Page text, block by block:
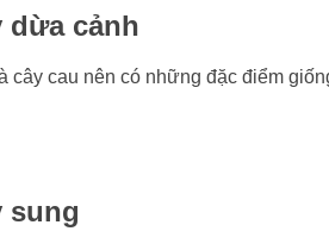
dừa cảnh
cau nên có những đặc điểm
sung